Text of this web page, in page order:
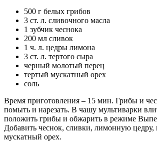
500 г белых грибов
3 ст. л. сливочного масла
1 зубчик чеснока
200 мл сливок
1 ч. л. цедры лимона
3 ст. л. тертого сыра
черный молотый перец
тертый мускатный орех
соль
Время приготовления – 15 мин. Грибы и
помыть и нарезать. В чашу мультиварки
положить грибы и обжарить в режиме
Добавить чеснок, сливки, лимонную цедру,
мускатный орех.